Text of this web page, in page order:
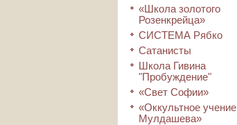
«Школа золотого
Розенкрейца»
СИСТЕМА Рябко
Сатанисты
Школа Гивина
"Пробуждение"
«Свет Софии»
«Оккультное учение
Мулдашева»